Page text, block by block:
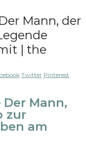
Mann, der
| the
Twitter Pinterest
Mann,
zur
am